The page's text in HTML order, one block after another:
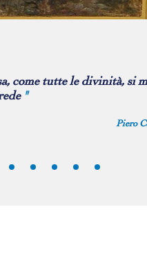
come tutte le divinità, si
"
Piero